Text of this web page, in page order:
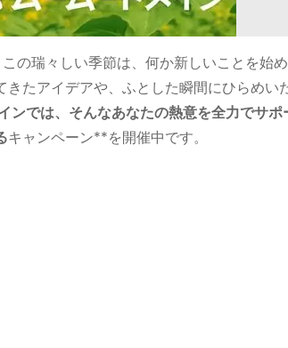
の瑞々しい季節は、何か新しいことを始
たアイデアや、ふとした瞬間にひらめい
ンでは、そんなあなたの熱意を全力でサポ
キャンペーン**を開催中です。